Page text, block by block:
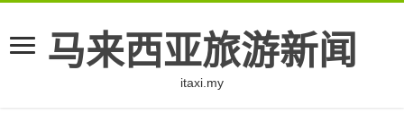
马来西亚旅游新闻
itaxi.my